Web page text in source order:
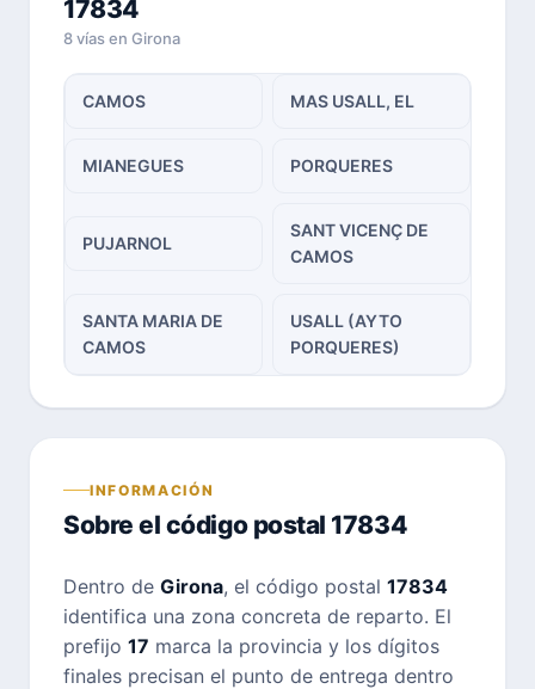
17834
8 vías en Girona
CAMOS MAS USALL, EL
MIANEGUES PORQUERES
PUJARNOL
SANT VICENÇ DE
CAMOS
SANTA MARIA DE
CAMOS
USALL (AYTO
PORQUERES)
INFORMACIÓN
Sobre el código postal 17834
Dentro de Girona, el código postal 17834
identifica una zona concreta de reparto. El
prefijo 17 marca la provincia y los dígitos
finales precisan el punto de entrega dentro